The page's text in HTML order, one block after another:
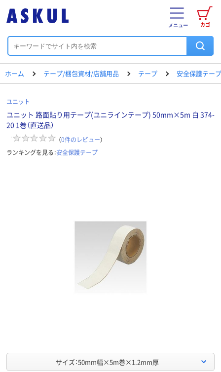
カゴ
メニュー
ホーム テープ/梱包資材/店舗用品 テープ 安全保護テープ
ユニット
ユニット 路面貼り用テープ(ユニラインテープ) 50mm×5m 白 374-
20 1巻（直送品）
（0件のレビュー）
ランキングを見る：安全保護テープ
サイズ：50mm幅×5m巻×1.2mm厚